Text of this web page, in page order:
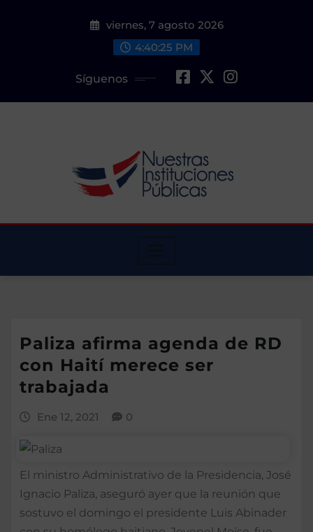
viernes, 7 agosto 2026
4:40:26 PM
Síguenos
Paliza afirma agenda de RD
con Haití merece ser
trabajada
Ene 12, 2021 0
El ministro Administrativo de la Presidencia, José
Ignacio Paliza, aseguró ayer que la reunión que
sostuvo el domingo el presidente Luis Abinader